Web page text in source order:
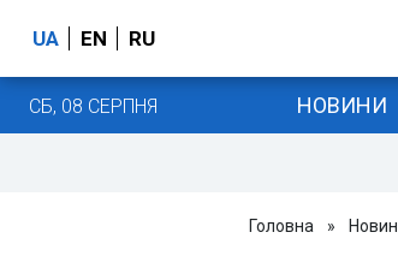
UA EN RU
СБ, 08 СЕРПНЯ НОВИНИ
Головна »